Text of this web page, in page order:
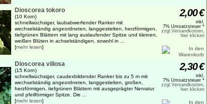
Dioscorea tokoro
(10 Korn)
schnellwüchsiger, laubabwerfender Ranker mit
wechselständig angeordneten, langgestielten, herzförmigen,
tiefgrünen Blättern mit lang auslaufender Spitze und kleinen,
weißen Blüten in achselständigen, sowohl in ...
[mehr lesen]
2,00€
inkl.
7% Umsatzsteuer *
zzgl.Versandkosten,
hier klicken
Dioscorea villosa
(15 Korn)
schnellwüchsiger, caudexbildender Ranker bis zu 5 m mit
wechselständig angeordneten, langgestielten, großen,
herzförmigen, tiefgrünen Blättern mit ausgeprägter Nervatur
und pfeilförmiger Spitze. Die ...
[mehr lesen]
2,30€
inkl.
7% Umsatzsteuer *
zzgl.Versandkosten,
hier klicken